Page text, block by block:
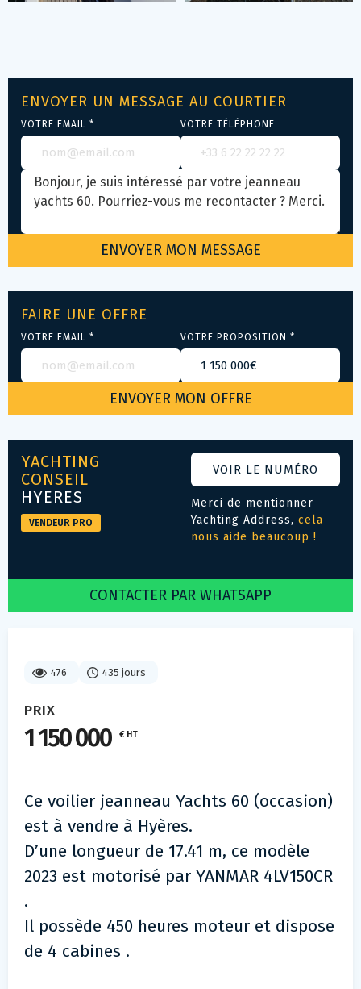
476 435 jours
PRIX
1 150 000 € HT
Ce voilier jeanneau Yachts 60 (occasion)
est à vendre à Hyères.
D’une longueur de 17.41 m, ce modèle
2023 est motorisé par YANMAR 4LV150CR
.
Il possède 450 heures moteur et dispose
de 4 cabines .
ENVOYER UN MESSAGE AU COURTIER
VOTRE EMAIL * VOTRE TÉLÉPHONE
FAIRE UNE OFFRE
VOTRE EMAIL * VOTRE PROPOSITION *
YACHTING
CONSEIL
HYERES
VENDEUR PRO
VOIR LE NUMÉRO
Merci de mentionner
Yachting Address, cela
nous aide beaucoup !
CONTACTER PAR WHATSAPP